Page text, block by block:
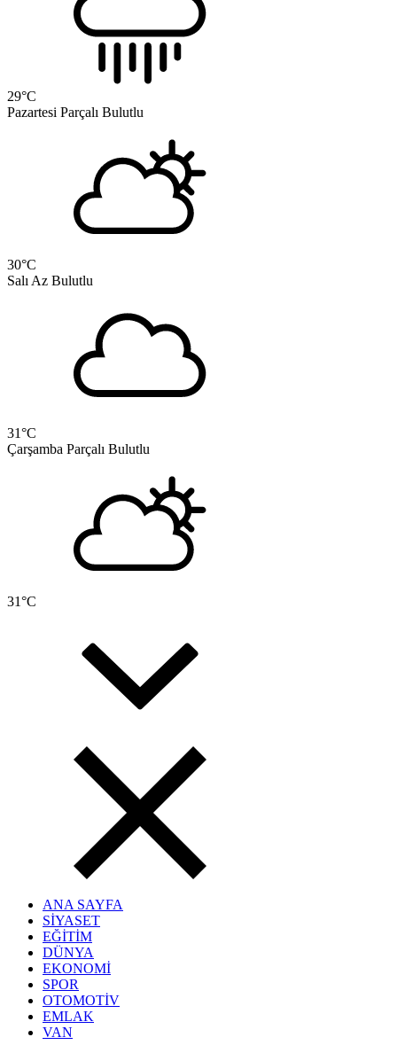
29°C
Pazartesi Parçalı Bulutlu
30°C
Salı Az Bulutlu
31°C
Çarşamba Parçalı Bulutlu
31°C
ANA SAYFA
SİYASET
EĞİTİM
DÜNYA
EKONOMİ
SPOR
OTOMOTİV
EMLAK
VAN